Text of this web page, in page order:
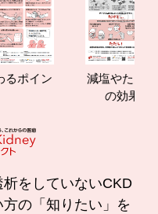
ン
減塩やたんぱく質
の効果と重要性
をしていないCKD
の「知りたい」を